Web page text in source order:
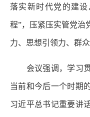
落实新时代党的建
程”，压紧压实管党治
力、思想引领力、群
会议强调，学习贯
当前和今后一个时期
习近平总书记重要讲